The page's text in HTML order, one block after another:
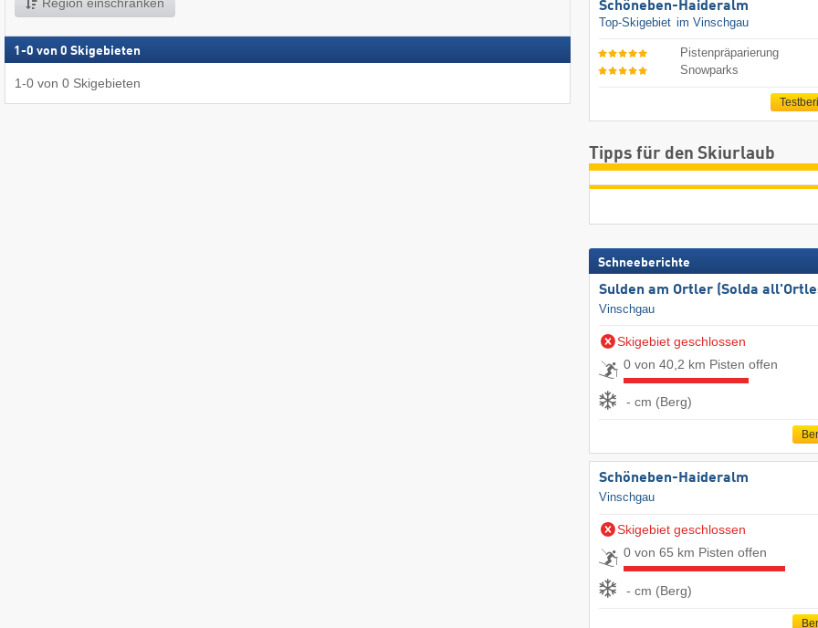
Region einschränken
1 -0 von 0 Skigebieten
1-0 von 0 Skigebieten
Schöneben-Haideralm
Top-Skigebiet im Vinschgau
Pistenpräparierung
Snowparks
Tipps für den Skiurlaub
Schneeberichte
Sulden am Ortler (Solda
Vinschgau
Skigebiet geschlossen
0 von 40,2 km Pisten offen
- cm (Berg)
Schöneben-Haideralm
Vinschgau
Skigebiet geschlossen
0 von 65 km Pisten offen
- cm (Berg)